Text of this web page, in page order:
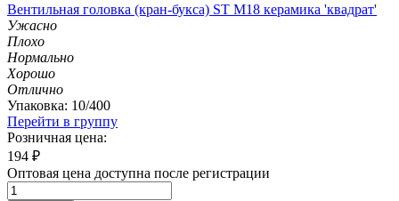
Вентильная головка (кран-букса) ST М18 керамика 'квадрат'
Ужасно
Плохо
Нормально
Хорошо
Отлично
Упаковка: 10/400
Перейти в группу
Розничная цена:
194 ₽
Оптовая цена доступна после регистрации